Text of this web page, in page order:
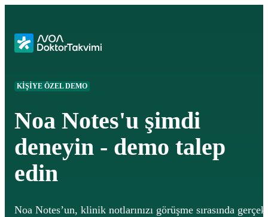
KİŞİYE ÖZEL DEMO
Noa Notes'u şimdi
deneyin - demo talep
edin
Noa Notes’un, klinik notlarınızı görüşme sırasında gerçek